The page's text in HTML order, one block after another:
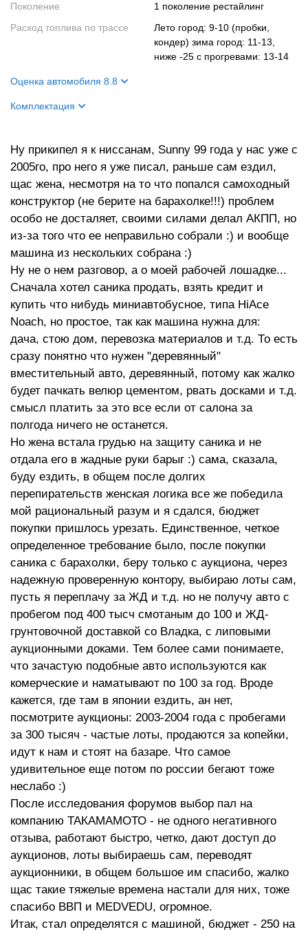
Поколение
1 поколение рестайлинг
Расход топлива по трассе
лето город: 9-10 (пробки,
кондер) зима город: 11-13,
ниже -25 с прогревами: 13-14
Оценка автомобиля 8.8
Внешний вид
Двигатель
10
Ходовые качества
7
Комплектация
Цвет кузова
серый
Цвет салона
серый-черный
Салон
\"дерево\"
Кузов
Ходовая часть
автомат режимный - snow-
normal-power
Двигатель
0x
Ну прикипел я к ниссанам, Sunny 99 года у нас уже с
2005го, про него я уже писал, раньше сам ездил,
щас жена, несмотря на то что попался самоходный
конструктор (не берите на барахолке!!!) проблем
особо не досталяет, своими силами делал АКПП, но
из-за того что ее неправильно собрали :) и вообще
машина из нескольких собрана :)
Ну не о нем разговор, а о моей рабочей лошадке...
Сначала хотел саника продать, взять кредит и
купить что нибудь миниавтобусное, типа HiAce
Noach, но простое, так как машина нужна для:
дача, стою дом, перевозка материалов и т.д. То есть
сразу понятно что нужен "деревянный"
вместительный авто, деревянный, потому как жалко
будет пачкать велюр цементом, рвать досками и т.д.
смысл платить за это все если от салона за
полгода ничего не останется.
Но жена встала грудью на защиту саника и не
отдала его в жадные руки барыг :) сама, сказала,
буду ездить, в общем после долгих
перепирательств женская логика все же победила
мой рациональный разум и я сдался, бюджет
покупки пришлось урезать. Единственное, четкое
определенное требование было, после покупки
саника с барахолки, беру только с аукциона, через
надежную проверенную контору, выбираю лоты сам,
пусть я переплачу за ЖД и т.д. но не получу авто с
пробегом под 400 тысч смотаным до 100 и ЖД-
грунтовочной доставкой со Владка, с липовыми
аукционными доками. Тем более сами понимаете,
что зачастую подобные авто используются как
комерческие и наматывают по 100 за год. Вроде
кажется, где там в японии ездить, ан нет,
посмотрите аукционы: 2003-2004 года с пробегами
за 300 тысяч - частые лоты, продаются за копейки,
идут к нам и стоят на базаре. Что самое
удивительное еще потом по россии бегают тоже
неслабо :)
После исследования форумов выбор пал на
компанию ТАКАМАМОТО - не одного негативного
отзыва, работают быстро, четко, дают доступ до
аукционов, лоты выбираешь сам, переводят
аукционники, в общем большое им спасибо, жалко
щас такие тяжелые времена настали для них, тоже
спасибо ВВП и МЕDVEDU, огромное.
Итак, стал определятся с машиной, бюджет - 250 на